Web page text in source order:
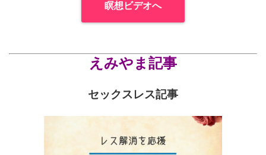
瞑想ビデオへ
えみやま記事
セックスレス記事